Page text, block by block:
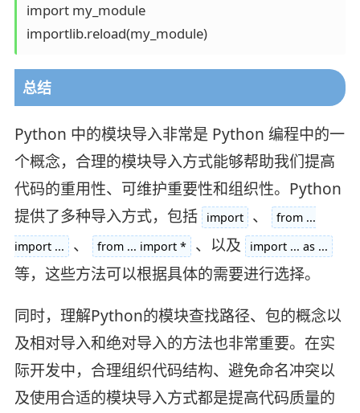
import my_module
importlib.reload(my_module)
总结
Python 中的模块导入非常是 Python 编程中的一
个概念，合理的模块导入方式能够帮助我们提高
代码的重用性、可维护重要性和组织性。Python
提供了多种导入方式，包括
import 、
from ...
import ...
、 from ... import * 、以及 import ... as ...
等，这些方法可以根据具体的需要进行选择。
同时，理解Python的模块查找路径、包的概念以
及相对导入和绝对导入的方法也非常重要。在实
际开发中，合理组织代码结构、避免命名冲突以
及使用合适的模块导入方式都是提高代码质量的